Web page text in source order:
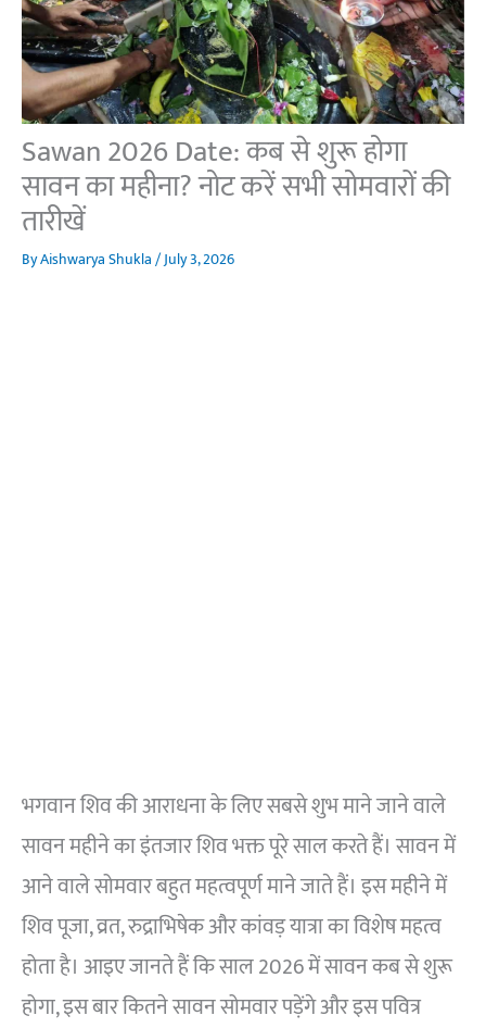
Sawan 2026 Date: कब से शुरू होगा
सावन का महीना? नोट करें सभी सोमवारों की
तारीखें
ByAishwarya Shukla/July 3, 2026
भगवान शिव की आराधना के लिए सबसे शुभ माने जाने वाले
सावन महीने का इंतजार शिव भक्त पूरे साल करते हैं। सावन में
आने वाले सोमवार बहुत महत्वपूर्ण माने जाते हैं। इस महीने में
शिव पूजा, व्रत, रुद्राभिषेक और कांवड़ यात्रा का विशेष महत्व
होता है। आइए जानते हैं कि साल 2026 में सावन कब से शुरू
होगा, इस बार कितने सावन सोमवार पड़ेंगे और इस पवित्र